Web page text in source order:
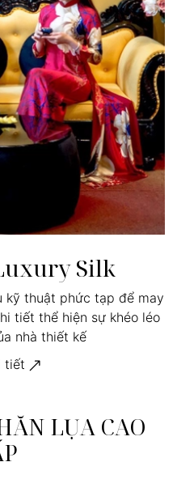
Silk
kỹ thuật phức tạp để may
tiết thể hiện sự khéo léo
nhà thiết kế
tiết
LỤA CAO